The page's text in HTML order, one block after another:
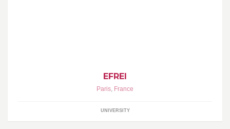
EFREI
Paris, France
UNIVERSITY